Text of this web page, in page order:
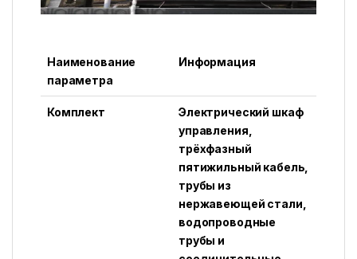
Наименование
параметра
Информация
Комплект
Электрический шкаф
управления,
трёхфазный
пятижильный кабель,
трубы из
нержавеющей стали,
водопроводные
трубы и